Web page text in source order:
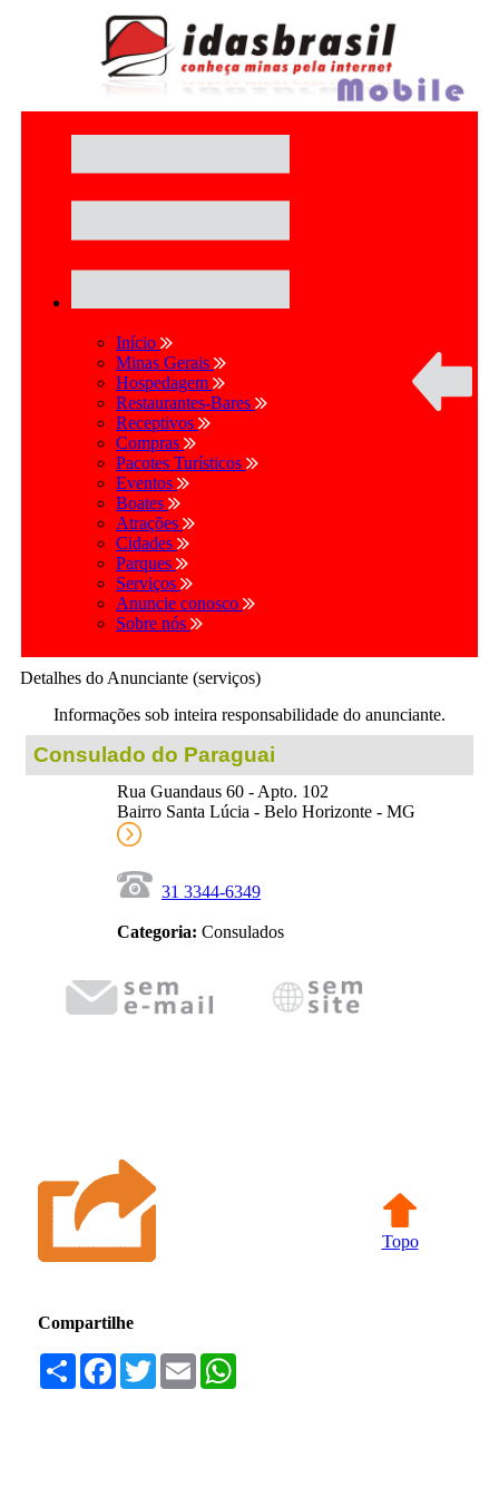
Início
Minas Gerais
Hospedagem
Restaurantes-Bares
Receptivos
Compras
Pacotes Turísticos
Eventos
Boates
Atrações
Cidades
Parques
Serviços
Anuncie conosco
Sobre nós
Detalhes do Anunciante (serviços)
Informações sob inteira responsabilidade do anunciante.
Consulado do Paraguai
Rua Guandaus 60 - Apto. 102
Bairro Santa Lúcia - Belo Horizonte - MG
31 3344-6349
Categoria: Consulados
Topo
Compartilhe
Compartilhar
Facebook
TwitterEmail